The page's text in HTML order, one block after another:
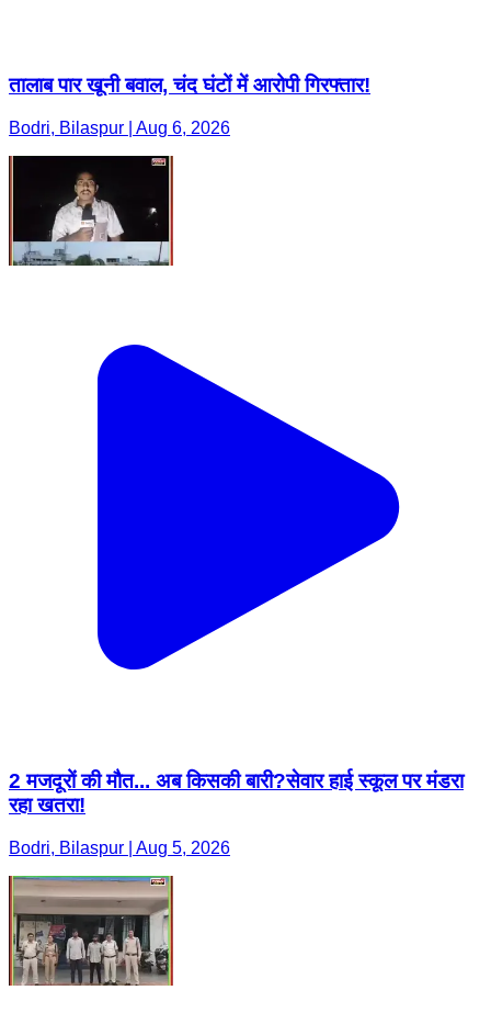
तालाब पार खूनी बवाल, चंद घंटों में आरोपी गिरफ्तार!
Bodri, Bilaspur | Aug 6, 2026
2 मजदूरों की मौत... अब किसकी बारी?सेवार हाई स्कूल पर मंडरा
रहा खतरा!
Bodri, Bilaspur | Aug 5, 2026